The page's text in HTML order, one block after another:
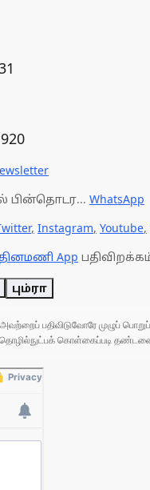
பின்தொடர... WhatsApp
, Instagram, Youtube,
App
பும்ரா
பதிவிடுவோரே முழுப்
கொள்கைப்படி